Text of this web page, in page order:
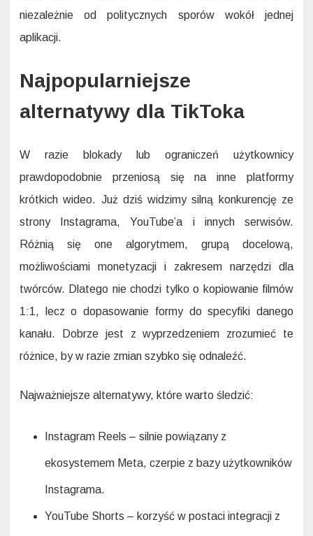
niezależnie od politycznych sporów wokół jednej
aplikacji.
Najpopularniejsze
alternatywy dla TikToka
W razie blokady lub ograniczeń użytkownicy
prawdopodobnie przeniosą się na inne platformy
krótkich wideo. Już dziś widzimy silną konkurencję ze
strony Instagrama, YouTube’a i innych serwisów.
Różnią się one algorytmem, grupą docelową,
możliwościami monetyzacji i zakresem narzędzi dla
twórców. Dlatego nie chodzi tylko o kopiowanie filmów
1:1, lecz o dopasowanie formy do specyfiki danego
kanału. Dobrze jest z wyprzedzeniem zrozumieć te
różnice, by w razie zmian szybko się odnaleźć.
Najważniejsze alternatywy, które warto śledzić:
Instagram Reels – silnie powiązany z
ekosystemem Meta, czerpie z bazy użytkowników
Instagrama.
YouTube Shorts – korzyść w postaci integracji z